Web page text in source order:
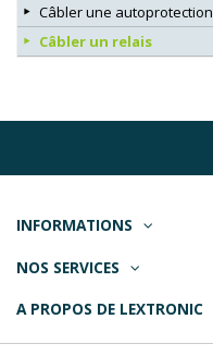
Câbler une autoprotection
Câbler un relais
INFORMATIONS
NOS SERVICES
A PROPOS DE LEXTRONIC